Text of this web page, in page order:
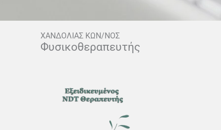
ΧΑΝΔΟΛΙΑΣ ΚΩΝ/ΝΟΣ
Φυσικοθεραπευτής